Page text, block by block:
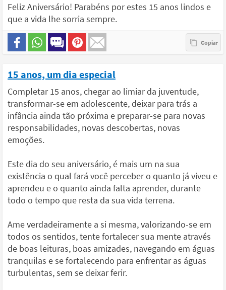
Feliz Aniversário! Parabéns por estes 15 anos lindos e
que a vida lhe sorria sempre.
15 anos, um dia especial
Completar 15 anos, chegar ao limiar da juventude,
transformar-se em adolescente, deixar para trás a
infância ainda tão próxima e preparar-se para novas
responsabilidades, novas descobertas, novas
emoções.
Este dia do seu aniversário, é mais um na sua
existência o qual fará você perceber o quanto já viveu e
aprendeu e o quanto ainda falta aprender, durante
todo o tempo que resta da sua vida terrena.
Ame verdadeiramente a si mesma, valorizando-se em
todos os sentidos, tente fortalecer sua mente através
de boas leituras, boas amizades, navegando em águas
tranquilas e se fortalecendo para enfrentar as águas
turbulentas, sem se deixar ferir.